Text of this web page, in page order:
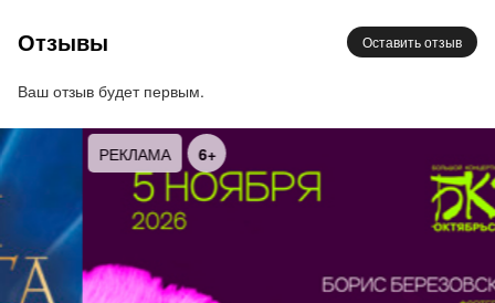
Вы можете выбрать удобное для вас время
друзей или семьи.
Не упустите возможность окунуться в атмосферу
романтики и красоты Санкт-Петербурга на борту
двухпалубного теплохода!
Длительность: 2 ч 30 минут.
Посадка в 23:45,
Отправление в 23:59
Отзывы Оставить отзыв
Ваш отзыв будет первым.
6+